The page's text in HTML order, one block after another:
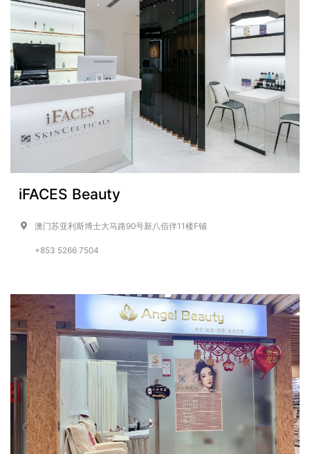
iFACES Beauty
澳门苏亚利斯博士大马路90号新八佰伴11楼F铺
+853 5266 7504